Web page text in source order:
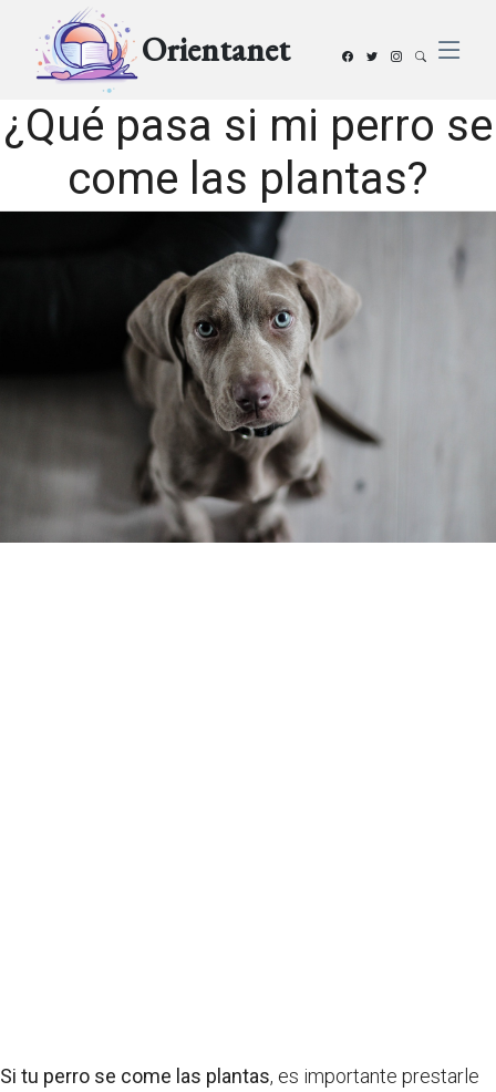
Orientanet
¿Qué pasa si mi perro se
come las plantas?
Si tu perro se come las plantas, es importante prestarle